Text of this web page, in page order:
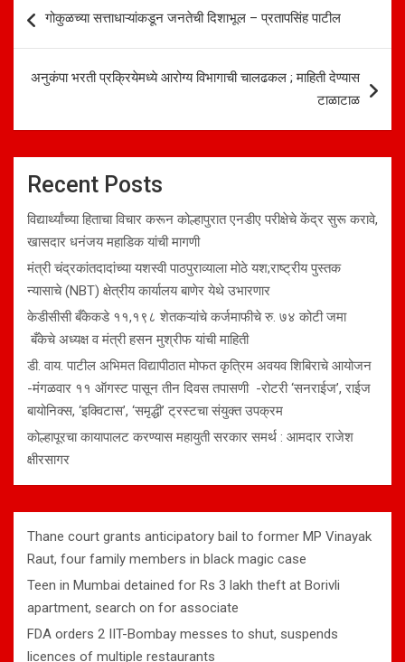
navigation
गोकुळच्या सत्ताधाऱ्यांकडून जनतेची दिशाभूल – प्रतापसिंह पाटील
अनुकंपा भरती प्रक्रियेमध्ये आरोग्य विभागाची चालढकल ; माहिती देण्यास
टाळाटाळ
Recent Posts
विद्यार्थ्यांच्या हिताचा विचार करून कोल्हापुरात एनडीए परीक्षेचे केंद्र सुरू करावे,
खासदार धनंजय महाडिक यांची मागणी
मंत्री चंद्रकांतदादांच्या यशस्वी पाठपुराव्याला मोठे यश;राष्ट्रीय पुस्तक
न्यासाचे (NBT) क्षेत्रीय कार्यालय बाणेर येथे उभारणार
केडीसीसी बँकेकडे ११,१९८ शेतकऱ्यांचे कर्जमाफीचे रु. ७४ कोटी जमा
बँकेचे अध्यक्ष व मंत्री हसन मुश्रीफ यांची माहिती
डी. वाय. पाटील अभिमत विद्यापीठात मोफत कृत्रिम अवयव शिबिराचे आयोजन
-मंगळवार ११ ऑगस्ट पासून तीन दिवस तपासणी -रोटरी ‘सनराईज’, राईज
बायोनिक्स, ‘इक्विटास’, ‘समृद्धी’ ट्रस्टचा संयुक्त उपक्रम
कोल्हापूरचा कायापालट करण्यास महायुती सरकार समर्थ : आमदार राजेश
क्षीरसागर
Thane court grants anticipatory bail to former MP Vinayak
Raut, four family members in black magic case
Teen in Mumbai detained for Rs 3 lakh theft at Borivli
apartment, search on for associate
FDA orders 2 IIT-Bombay messes to shut, suspends
licences of multiple restaurants